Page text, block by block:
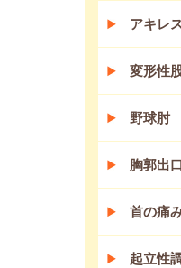
アキレ
変形性
野球肘
胸郭出
首の痛
起立性